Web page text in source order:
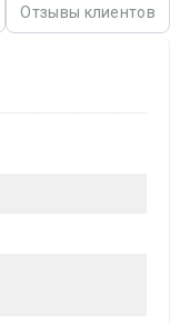
Отзывы клиентов